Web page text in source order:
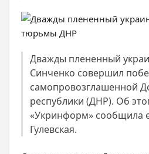
Дважды плененный
Синченко совершил
самопровозглашенной
республики (ДНР). Об
«Укринформ» сообщила
Гулевская.